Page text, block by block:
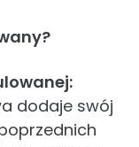
dodaje swój